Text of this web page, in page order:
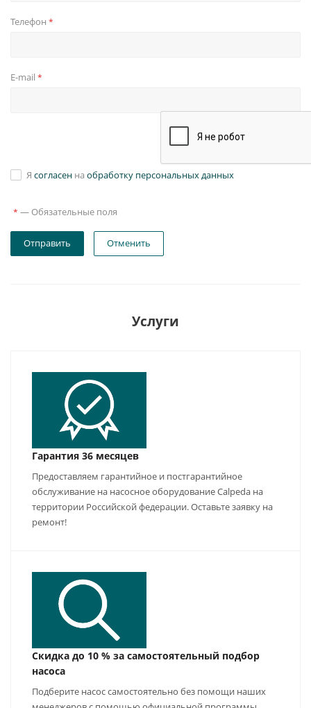
Телефон *
E-mail *
Я согласен на обработку персональных данных
* — Обязательные поля
Отправить Отменить
Услуги
Гарантия 36 месяцев
Предоставляем гарантийное и постгарантийное
обслуживание на насосное оборудование Calpeda на
территории Российской федерации. Оставьте заявку на
ремонт!
Скидка до 10 % за самостоятельный подбор
насоса
Подберите насос самостоятельно без помощи наших